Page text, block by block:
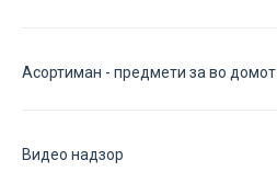
Асортиман - предмети за во домот
Видео надзор